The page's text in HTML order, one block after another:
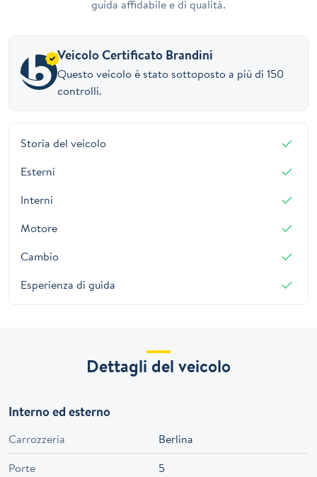
guida affidabile e di qualità.
Veicolo Certificato Brandini
Questo veicolo è stato sottoposto a più di 150
controlli.
Storia del veicolo
Esterni
Interni
Motore
Cambio
Esperienza di guida
Dettagli del veicolo
Interno ed esterno
Carrozzeria
Berlina
Porte
5